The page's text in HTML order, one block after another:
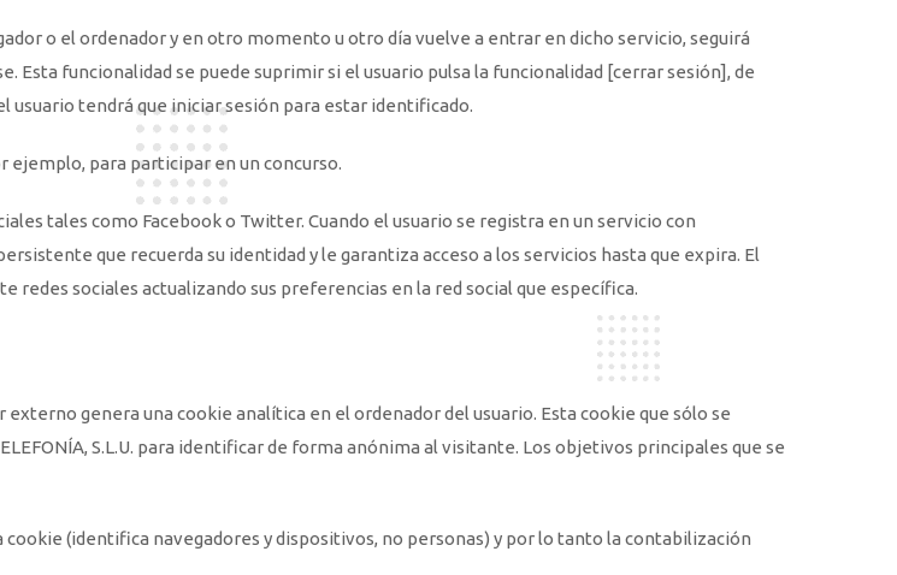
o el ordenador y en otro momento u otro día vuelve a entrar en dicho servicio, seguirá
funcionalidad se puede suprimir si el usuario pulsa la funcionalidad [cerrar sesión], de
tendrá que iniciar sesión para estar identificado.
ejemplo, para participar en un concurso.
tales como Facebook o Twitter. Cuando el usuario se registra en un servicio con
que recuerda su identidad y le garantiza acceso a los servicios hasta que expira. El
redes sociales actualizando sus preferencias en la red social que específica.
genera una cookie analítica en el ordenador del usuario. Esta cookie que sólo se
S.L.U. para identificar de forma anónima al visitante. Los objetivos principales que se
(identifica navegadores y dispositivos, no personas) y por lo tanto la contabilización